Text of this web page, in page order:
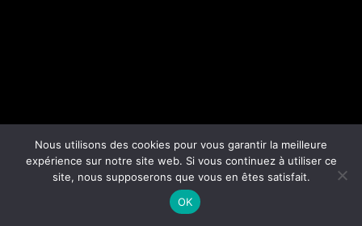
Nous utilisons des cookies pour vous garantir la meilleure
expérience sur notre site web. Si vous continuez à utiliser ce
site, nous supposerons que vous en êtes satisfait.
OK